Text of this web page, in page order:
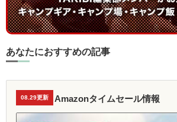
あなたにおすすめの記事
08.29更新 Amazonタイムセール情報